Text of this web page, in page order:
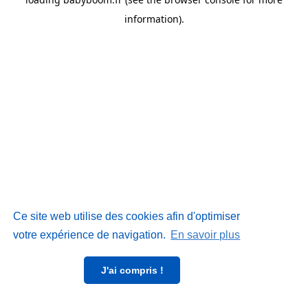
Ce site web utilise des cookies afin d'optimiser
votre expérience de navigation. En savoir plus
J'ai compris !
information).